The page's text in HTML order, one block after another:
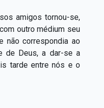
amigos tornou-se,
outro médium seu
não correspondia ao
de Deus, a dar-se a
tarde entre nós e o